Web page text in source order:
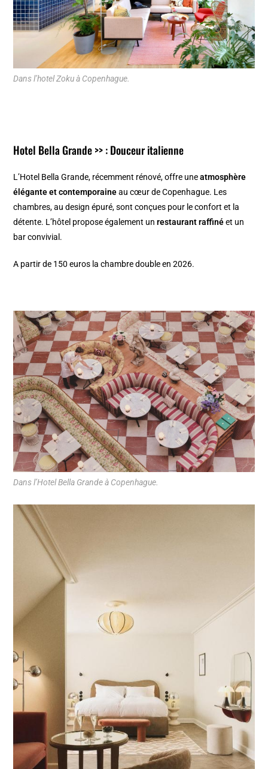
Dans l’hotel Zoku à Copenhague.
Hotel Bella Grande >>: Douceur italienne
L’Hotel Bella Grande, récemment rénové, offre uneatmosphère
élégante et contemporaineau cœur de Copenhague. Les
chambres, au design épuré, sont conçues pour le confort et la
détente. L’hôtel propose également unrestaurant raffinéet un
bar convivial.
A partir de 150 euros la chambre double en 2026.
Dans l’Hotel Bella Grande à Copenhague.